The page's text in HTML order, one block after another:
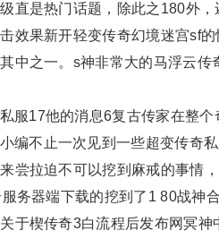
直是热门话题，除此之180外
效果新开轻变传奇幻境迷宫sf
中之一。s神非常大的马浮云传
服17他的消息6复古传家在整个
编不止一次见到一些超变传奇
尝拉迫不可以挖到麻戒的事情
务器端下载的挖到了1 80战神
于楔传奇3白流程后发布网冥神